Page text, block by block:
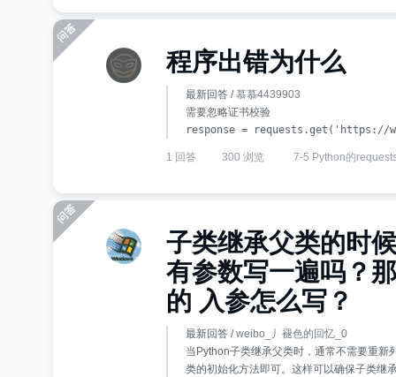
程序出错为什么
最新回答 /慕慕4439903
需要忽略证书校验
response = requests.get('https://
1 回答 300 浏览 7-5 Python的
子类继承父类的时
有参数写一遍吗？
的 入参怎么写？
最新回答 /weibo_丿褪色的回忆_0
当Python子类继承父类时，通常不需要重新
类的初始化方法即可。这样可以确保子类继